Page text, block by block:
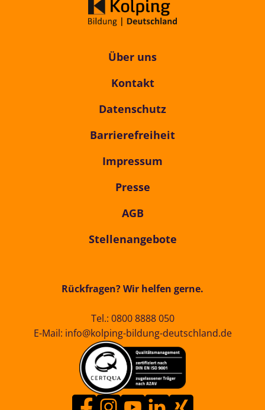
Über uns
Kontakt
Datenschutz
Barrierefreiheit
Impressum
Presse
AGB
Stellenangebote
Rückfragen? Wir helfen gerne.
Tel.: 0800 8888 050
E-Mail: info@kolping-bildung-deutschland.de